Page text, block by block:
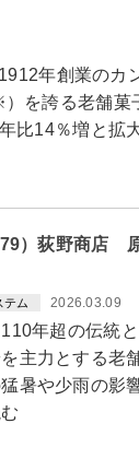
年創業のカン
を誇る老舗菓
比14％増と拡
）荻野商店
テム 2026.03.09
年超の伝統
主力とする老
暑や少雨の影